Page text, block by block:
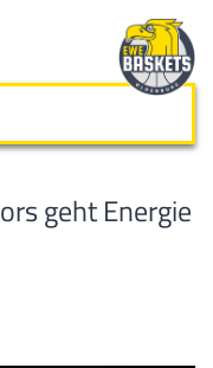
geht Energie